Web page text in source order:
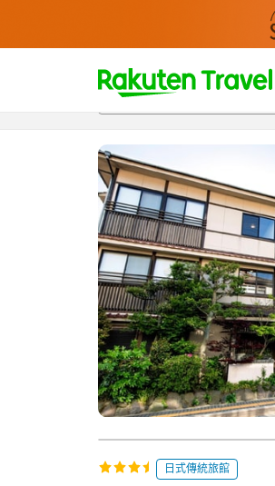
t
p
a
g
e
_
s
e
a
r
c
h
概覽房間及住宿方案 評價特色
日式傳統旅館